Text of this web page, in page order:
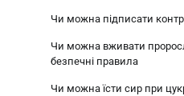
Чи можна підписати
Чи можна вживати
безпечні правила
Чи можна їсти сир при